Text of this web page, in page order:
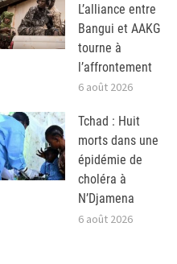
L’alliance entre
Bangui et AAKG
tourne à
l’affrontement
6 août 2026
Tchad : Huit
morts dans une
épidémie de
choléra à
N’Djamena
6 août 2026